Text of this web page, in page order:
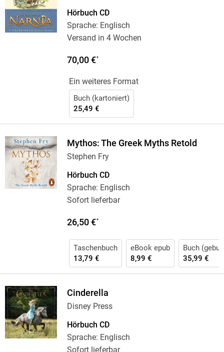
Hörbuch CD
Sprache: Englisch
Versand in 4 Wochen
70,00 €*
Ein weiteres Format
Buch (kartoniert)
25,49 €
Mythos: The Greek Myths Retold
Stephen Fry
Hörbuch CD
Sprache: Englisch
Sofort lieferbar
26,50 €*
Taschenbuch
13,79 €
eBook epub
8,99 €
Buch
35,99 €
Cinderella
Disney Press
Hörbuch CD
Sprache: Englisch
Sofort lieferbar